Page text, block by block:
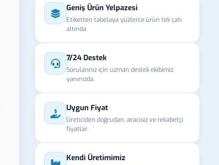
Geniş Ürün Yelpazesi
Etiketten tabelaya yüzlerce ürün tek çatı
altında.
7/24 Destek
Sorularınız için uzman destek ekibimiz
yanınızda.
Uygun Fiyat
Üreticiden doğrudan, aracısız ve rekabetçi
fiyatlar.
Kendi Üretimimiz